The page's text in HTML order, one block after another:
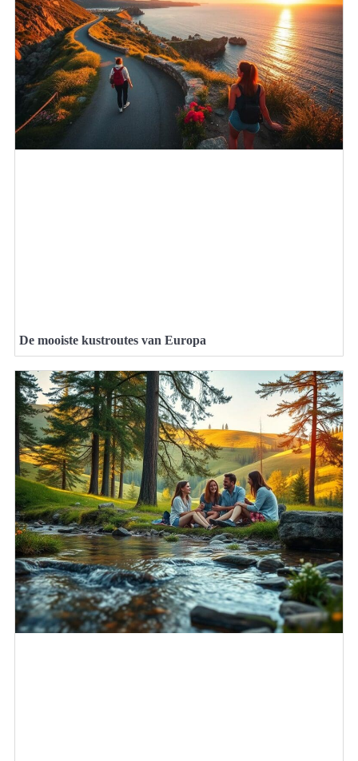
De mooiste kustroutes van Europa